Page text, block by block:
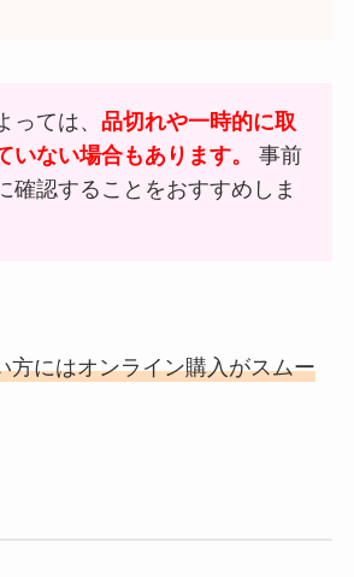
っては、 品切れや一時的に取
いない場合もあります。
事前
確認することをおすすめしま
方にはオンライン購入がスムー